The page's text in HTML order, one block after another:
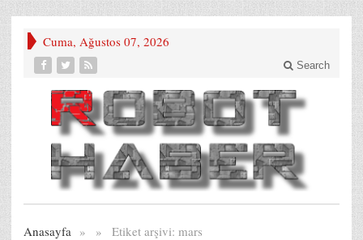
Cuma, Ağustos 07, 2026
Search
Anasayfa » Etiket arşivi:
» mars